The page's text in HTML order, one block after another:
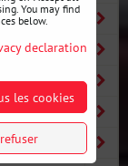
You may find
below.
declaration
les cookies